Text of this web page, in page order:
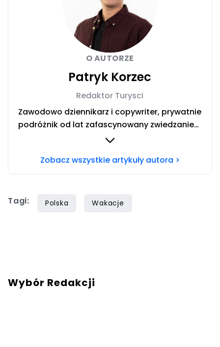
O AUTORZE
Patryk Korzec
Redaktor Turysci
Zawodowo dziennikarz i copywriter, prywatnie
podróżnik od lat zafascynowany zwiedzaniem
świata autostopem oraz poznawaniem
doskonalony m.in. w takich mediach jak Radio
Radiowej Agory oraz Pikio.pl. Zamiłowanie do
Zobacz wszystkie artykuły autora >
Tagi: Polska Wakacje
Wybór Redakcji